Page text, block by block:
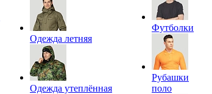
Одежда летняя
Одежда утеплённая
Футболки
Рубашки
поло